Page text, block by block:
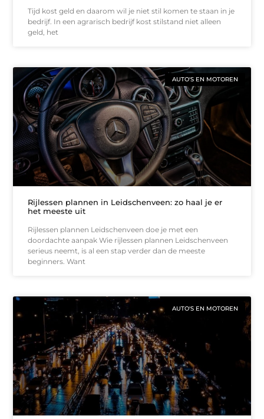
Tijd kost geld en daarom wil je niet stil komen te staan in je
bedrijf. In een agrarisch bedrijf kost stilstand niet alleen
geld, het
AUTO'S EN MOTOREN
Rijlessen plannen in Leidschenveen: zo haal je er
het meeste uit
Rijlessen plannen Leidschenveen doe je met een
doordachte aanpak Wie rijlessen plannen Leidschenveen
serieus neemt, is al een stap verder dan de meeste
beginners. Want
AUTO'S EN MOTOREN